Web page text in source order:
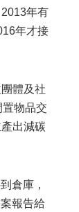
年有
年才接
體及社
物品交
出減碳
倉庫，
報告給